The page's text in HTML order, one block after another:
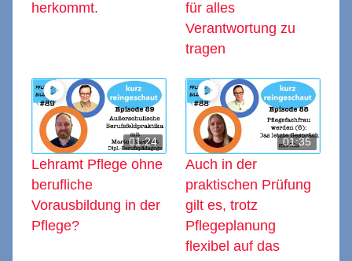
herkommt.
für alles
Verantwortung zu
tragen
01:24
Lehramt Pflege ohne
berufliche
Vorausbildung in der
Pflege?
01:35
Auch in der
praktischen Prüfung
gilt es, trotz
Pflegeplanung
flexibel auf das